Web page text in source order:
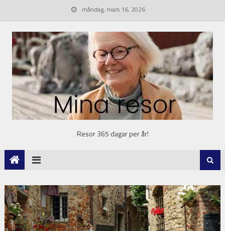
måndag, mars 16, 2026
Resor 365 dagar per år!